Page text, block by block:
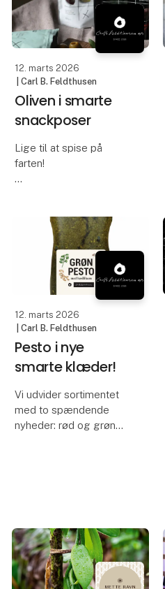
Materialer, belysning,
farver og detaljer spiller
sammen o
12. marts 2026
| Carl B. Feldthusen
Oliven i smarte
snackposer
Lige til at spise på
farten!
med masser af smag og
bid. Samme enestående
kvalitet, som du kender
fra Feldthusen, men
pakket i smarte
genlukkelige poser o
12. marts 2026
| Carl B. Feldthusen
Pesto i nye
smarte klæder!
Vi udvider sortimentet
med to spændende
nyheder: rød og grøn
kompro